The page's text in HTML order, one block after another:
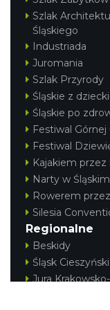
Patroni
0.15 km
„Daniec kontra
Cieszyn
0.24 km
Szlak
Śląskiego
Industriada
Juromania
Szlak Przyrody
Śląskie z
Śląskie po
Festiwal Górnej
Festiwal
Kajakiem przez
Narty w Śląskim
Rowerem
Silesia
Regionalne
Beskidy
Śląsk Cieszyński
Jura